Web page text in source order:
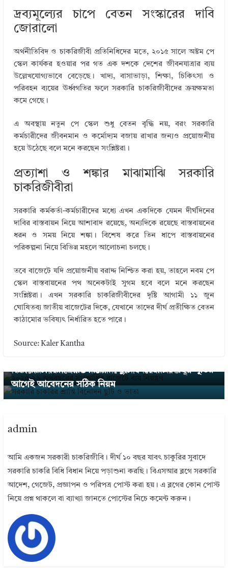
দ্রব্যমূল্যের চাপে বেতন সংস্কারের দাবি
জোরালো
অর্থনীতিবিদ ও চাকরিজীবী প্রতিনিধিদের মতে, ২০১৫ সালে অষ্টম পে
স্কেল কার্যকর হওয়ার পর গত এক দশকে দেশের জীবনযাত্রার ব্যয়
উল্লেখযোগ্যভাবে বেড়েছে। খাদ্য, বাসাভাড়া, শিক্ষা, চিকিৎসা ও
পরিবহন ব্যয়ের ঊর্ধ্বগতির ফলে সরকারি চাকরিজীবীদের ক্রয়ক্ষমতা
কমে গেছে।
এ অবস্থায় নতুন পে স্কেল শুধু বেতন বৃদ্ধি নয়, বরং সরকারি
কর্মচারীদের জীবনমান ও কর্মোদ্যম বজায় রাখার জন্যও প্রয়োজনীয়
হয়ে উঠেছে বলে মনে করছেন সংশ্লিষ্টরা।
প্রত্যাশা ও শঙ্কার মাঝামাঝি সরকারি
চাকরিজীবীরা
সরকারি কর্মকর্তা-কর্মচারীদের মধ্যে এখন একদিকে যেমন দীর্ঘদিনের
দাবির বাস্তবায়ন নিয়ে আশাবাদ রয়েছে, অন্যদিকে রয়েছে বাস্তবায়নের
ধরন ও সময় নিয়ে শঙ্কা। বিশেষ করে তিন ধাপে বাস্তবায়নের
পরিকল্পনা নিয়ে বিভিন্ন মহলে আলোচনা চলছে।
তবে বাজেটে যদি প্রয়োজনীয় বরাদ্দ নিশ্চিত করা হয়, তাহলে নবম পে
স্কেল বাস্তবায়নের পথ অনেকটাই সুগম হবে বলে মনে করছেন
সংশ্লিষ্টরা। এখন সরকারি চাকরিজীবীদের দৃষ্টি আগামী ১১ জুন
ঘোষিতব্য জাতীয় বাজেটের দিকে, যেখানে তাদের দীর্ঘ প্রতীক্ষিত বেতন
কাঠামোর ভবিষ্যৎ নির্ধারিত হতে পারে।
Source: Kaler Kantha
← Previous
বিভাগের পরিপত্রের ৪ নম্বর নির্দেশনা নিয়ে বিভ্রান্তি দূর
সরকারি চাকরির শ্রান্তি বিনোদন ছুটি ও ভাতা : ৩ বছর পূর্তির
আগেই আবেদনের সঠিক নিয়ম
admin
আমি একজন সরকারী চাকরিজীবি। দীর্ঘ ১০ বছর যাবৎ চাকুরির সুবাদে
সরকারি চাকরি বিধি বিধান নিয়ে পড়াশুনা করছি। বিএসআর ব্লগে সরকারি
আদেশ, গেজেট, প্রজ্ঞাপন ও পরিপত্র পোস্ট করা হয়। এ ব্লগের কোন পোস্ট
নিয়ে প্রশ্ন থাকলে বা ব্যাখ্যা জানতে পোস্টের নিচে কমেন্ট করুন।